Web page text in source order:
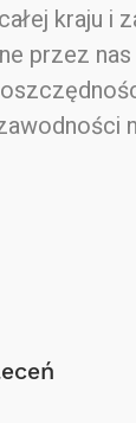
kraju i
przez